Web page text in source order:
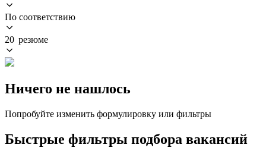
По соответствию
20 резюме
Ничего не нашлось
Попробуйте изменить формулировку или фильтры
Быстрые фильтры подбора вакансий